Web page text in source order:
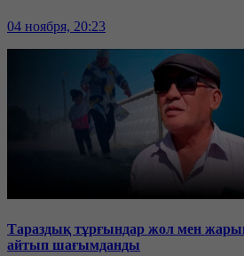
04 ноября, 20:23
Тараздық тұрғындар жол мен
айтып шағымданды